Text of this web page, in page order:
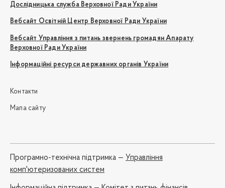
Дослідницька служба Верховної Ради України
Вебсайт Освітній Центр Верховної Ради України
Вебсайт Управління з питань звернень громадян Апарату
Верховної Ради України
Інформаційні ресурси державних органів України
Контакти
Мапа сайту
Програмно-технічна підтримка — Управління
комп'ютеризованих систем